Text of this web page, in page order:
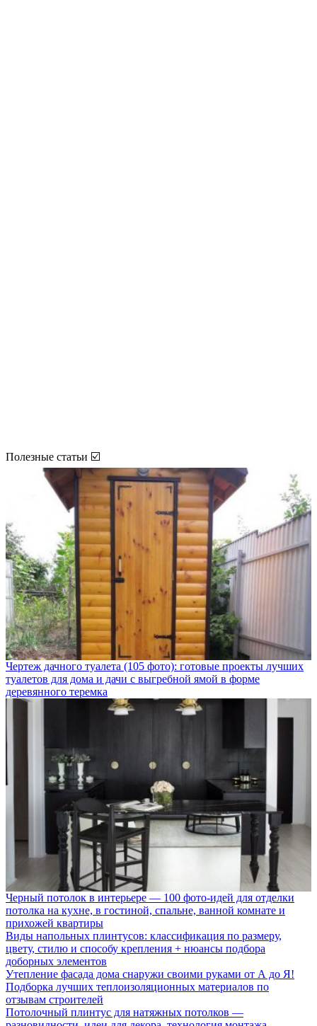
Полезные статьи ☑️
Чертеж дачного туалета (105 фото): готовые проекты лучших
туалетов для дома и дачи с выгребной ямой в форме
деревянного теремка
Черный потолок в интерьере — 100 фото-идей для отделки
потолка на кухне, в гостиной, спальне, ванной комнате и
прихожей квартиры
Виды напольных плинтусов: классификация по размеру,
цвету, стилю и способу крепления + нюансы подбора
доборных элементов
Утепление фасада дома снаружи своими руками от А до Я!
Подборка лучших теплоизоляционных материалов по
отзывам строителей
Потолочный плинтус для натяжных потолков —